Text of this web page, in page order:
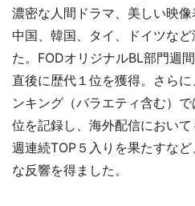
濃密な人間ドラマ、美しい映像
中国、韓国、タイ、ドイツな
た。FODオリジナルBL部門週
直後に歴代１位を獲得。さら
ンキング（バラエティ含む）
位を記録し、海外配信におい
週連続TOP５入りを果たすな
な反響を得ました。